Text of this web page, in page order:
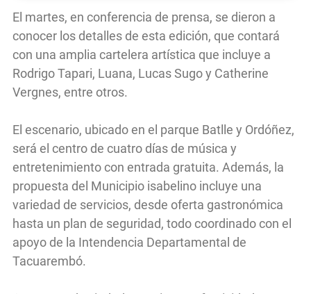
El martes, en conferencia de prensa, se dieron a
conocer los detalles de esta edición, que contará
con una amplia cartelera artística que incluye a
Rodrigo Tapari, Luana, Lucas Sugo y Catherine
Vergnes, entre otros.
El escenario, ubicado en el parque Batlle y Ordóñez,
será el centro de cuatro días de música y
entretenimiento con entrada gratuita. Además, la
propuesta del Municipio isabelino incluye una
variedad de servicios, desde oferta gastronómica
hasta un plan de seguridad, todo coordinado con el
apoyo de la Intendencia Departamental de
Tacuarembó.